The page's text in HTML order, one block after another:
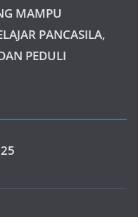
MAMPU
PANCASILA,
PEDULI